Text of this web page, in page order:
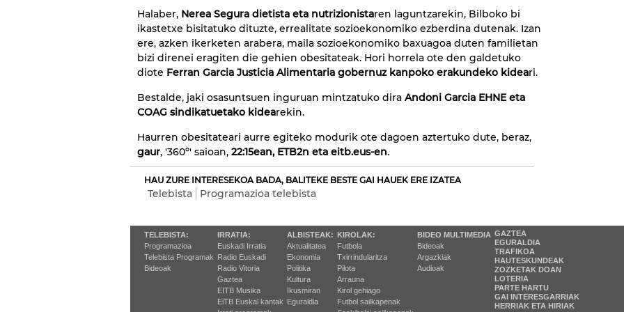
Halaber, Nerea Segura dietista eta nutrizionistaren laguntzarekin, Bilboko bi
ikastetxe bisitatuko dituzte, errealitate sozioekonomiko ezberdina dutenak. Izan
ere, azken ikerketen arabera, maila sozioekonomiko baxuagoa duten familietan
bizi direnei eragiten die gehien obesitateak. Hori horrela ote den galdetuko
diote Ferran Garcia Justicia Alimentaria gobernuz kanpoko erakundeko kideari.
Bestalde, jaki osasuntsuen inguruan mintzatuko dira Andoni Garcia EHNE eta
COAG sindikatuetako kidearekin.
Haurren obesitateari aurre egiteko modurik ote dagoen aztertuko dute, beraz,
gaur, '360º' saioan, 22:15ean, ETB2n eta eitb.eus-en.
HAU ZURE INTERESEKOA BADA, BALITEKE BESTE GAI HAUEK ERE IZATEA
Telebista Programazioa telebista
TELEBISTA:
Programazioa
Telebista Programak
Bideoak
IRRATIA:
Euskadi Irratia
Radio Euskadi
Radio Vitoria
Gaztea
EITB Musika
EiTB Euskal kantak
ALBISTEAK:
Aktualitatea
Ekonomia
Politika
Kultura
Ikusmiran
Eguraldia
KIROLAK:
Futbola
Txirrindularitza
Pilota
Arrauna
Kirol gehiago
Futbol sailkapenak
BIDEO MULTIMEDIA
Bideoak
Argazkiak
Audioak
GAZTEA
EGURALDIA
TRAFIKOA
HAUTESKUNDEAK
ZOZKETAK DOAN
LOTERIA
PARTE HARTU
GAI INTERESGARRIAK
HERRIAK ETA HIRIAK